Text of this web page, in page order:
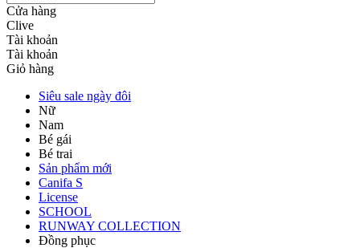
Cửa hàng
Clive
Tài khoản
Tài khoản
Giỏ hàng
Siêu sale ngày đôi
Nữ
Nam
Bé gái
Bé trai
Sản phẩm mới
Canifa S
License
SCHOOL
RUNWAY COLLECTION
Đồng phục